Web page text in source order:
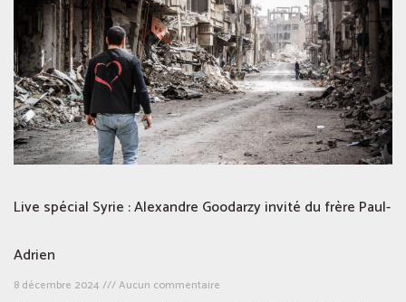
Live spécial Syrie : Alexandre Goodarzy invité du frère Paul-
Adrien
8 décembre 2024 Aucun commentaire